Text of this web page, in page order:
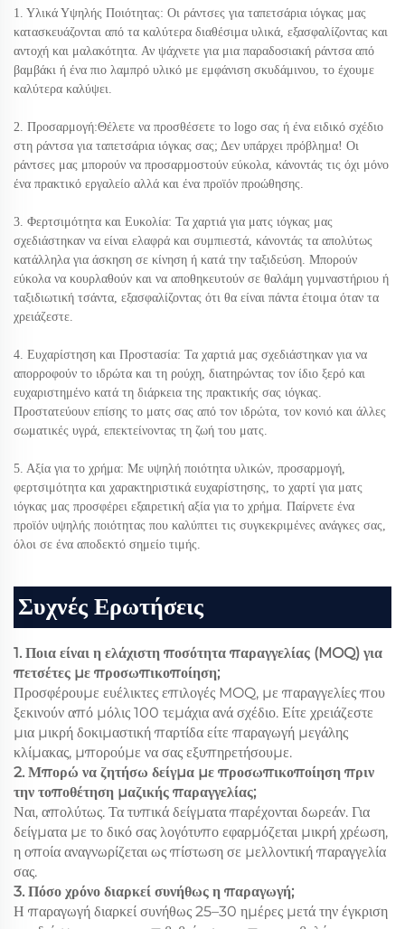
1. Υλικά Υψηλής Ποιότητας: Οι ράντσες για ταπετσάρια ιόγκας μας
κατασκευάζονται από τα καλύτερα διαθέσιμα υλικά, εξασφαλίζοντας και
αντοχή και μαλακότητα. Αν ψάχνετε για μια παραδοσιακή ράντσα από
βαμβάκι ή ένα πιο λαμπρό υλικό με εμφάνιση σκυδάμινου, το έχουμε
καλύτερα καλύψει.
2. Προσαρμογή:Θέλετε να προσθέσετε το logo σας ή ένα ειδικό σχέδιο
στη ράντσα για ταπετσάρια ιόγκας σας; Δεν υπάρχει πρόβλημα! Οι
ράντσες μας μπορούν να προσαρμοστούν εύκολα, κάνοντάς τις όχι μόνο
ένα πρακτικό εργαλείο αλλά και ένα προϊόν προώθησης.
3. Φερτσιμότητα και Ευκολία: Τα χαρτιά για ματς ιόγκας μας
σχεδιάστηκαν να είναι ελαφρά και συμπιεστά, κάνοντάς τα απολύτως
κατάλληλα για άσκηση σε κίνηση ή κατά την ταξιδεύση. Μπορούν
εύκολα να κουρλαθούν και να αποθηκευτούν σε θαλάμη γυμναστήριου ή
ταξιδιωτική τσάντα, εξασφαλίζοντας ότι θα είναι πάντα έτοιμα όταν τα
χρειάζεστε.
4. Ευχαρίστηση και Προστασία: Τα χαρτιά μας σχεδιάστηκαν για να
απορροφούν το ιδρώτα και τη ρούχη, διατηρώντας τον ίδιο ξερό και
ευχαριστημένο κατά τη διάρκεια της πρακτικής σας ιόγκας.
Προστατεύουν επίσης το ματς σας από τον ιδρώτα, τον κονιό και άλλες
σωματικές υγρά, επεκτείνοντας τη ζωή του ματς.
5. Αξία για το χρήμα: Με υψηλή ποιότητα υλικών, προσαρμογή,
φερτσιμότητα και χαρακτηριστικά ευχαρίστησης, το χαρτί για ματς
ιόγκας μας προσφέρει εξαιρετική αξία για το χρήμα. Παίρνετε ένα
προϊόν υψηλής ποιότητας που καλύπτει τις συγκεκριμένες ανάγκες σας,
όλοι σε ένα αποδεκτό σημείο τιμής.
Συχνές Ερωτήσεις
1. Ποια είναι η ελάχιστη ποσότητα παραγγελίας (MOQ) για
πετσέτες με προσωπικοποίηση;
Προσφέρουμε ευέλικτες επιλογές MOQ, με παραγγελίες που
ξεκινούν από μόλις 100 τεμάχια ανά σχέδιο. Είτε χρειάζεστε
μια μικρή δοκιμαστική παρτίδα είτε παραγωγή μεγάλης
κλίμακας, μπορούμε να σας εξυπηρετήσουμε.
2. Μπορώ να ζητήσω δείγμα με προσωπικοποίηση πριν
την τοποθέτηση μαζικής παραγγελίας;
Ναι, απολύτως. Τα τυπικά δείγματα παρέχονται δωρεάν. Για
δείγματα με το δικό σας λογότυπο εφαρμόζεται μικρή χρέωση,
η οποία αναγνωρίζεται ως πίστωση σε μελλοντική παραγγελία
σας.
3. Πόσο χρόνο διαρκεί συνήθως η παραγωγή;
Η παραγωγή διαρκεί συνήθως 25–30 ημέρες μετά την έγκριση